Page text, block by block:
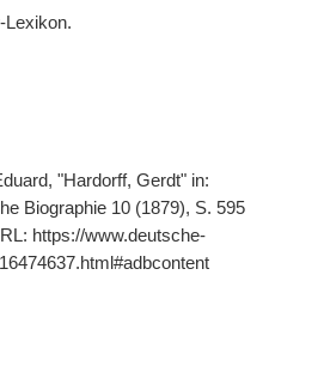
Lexikon.
"Hardorff, Gerdt" in:
Biographie 10 (1879), S. 595
https://www.deutsche-